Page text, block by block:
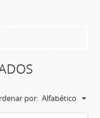
por: Alfabético